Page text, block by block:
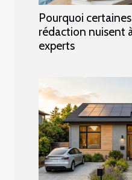
Pourquoi
rédaction nuisent
experts